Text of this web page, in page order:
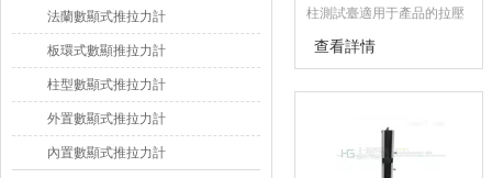
法蘭數顯式推拉力計
板環式數顯推拉力計
柱型數顯式推拉力計
外置數顯式推拉力計
內置數顯式推拉力計
柱測試臺適用于產品的拉壓
斷裂連接器插入拔出時的荷
重值測量儀器。測試臺結構
查看詳情